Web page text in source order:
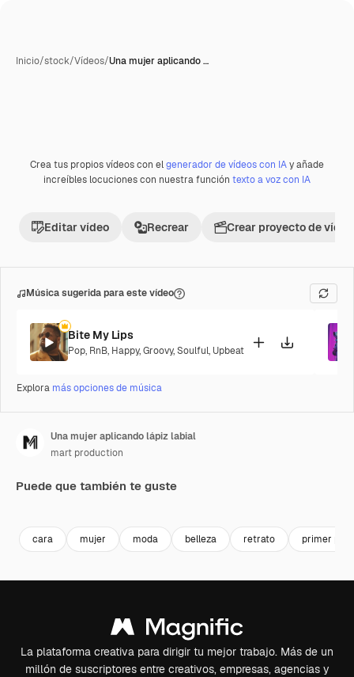
Inicio/stock/Vídeos/Una mujer aplicando …
Premium
Crea tus propios vídeos con elgenerador de vídeos con IAy añade
increíbles locuciones con nuestra función texto a voz con IA
Editar vídeo Recrear Crear proyecto de vídeo
Música sugerida para este vídeo
Bite My Lips
Pop, RnB, Happy,Groovy,Soulful, Upbeat
Explora más opciones de música
Una mujer aplicando lápiz labial
mart production
Puede que también te guste
cara mujer moda belleza retrato primer
La plataforma creativa para dirigir tu mejor trabajo. Más de un
millón de suscriptores entre creativos, empresas, agencias y